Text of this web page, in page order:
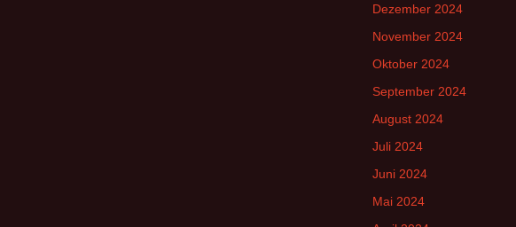
Dezember 2024
November 2024
Oktober 2024
September 2024
August 2024
Juli 2024
Juni 2024
Mai 2024